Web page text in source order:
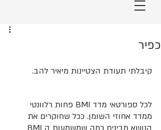
כפיר
קיבלתי תעודת הצטיינות מיאיר להב.
לכל ספורטאי מדד BMI פחות רלוונטי
ממדד אחוזי השומן. ככל שחוקרים את